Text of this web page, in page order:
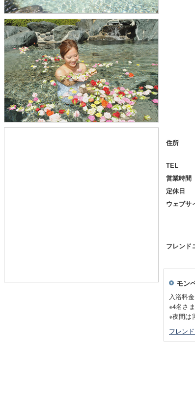
住所
TEL
営業時間
定休日
ウェブサ
フレンド
モン
入浴料
※4名さ
※夜間は
フレン